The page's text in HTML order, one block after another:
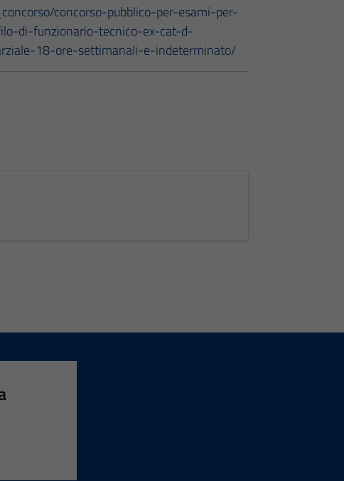
concorso-pubblico-per-esami-per-
di-funzionario-tecnico-ex-cat-d-
18-ore-settimanali-e-indeterminato/